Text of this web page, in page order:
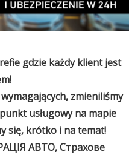
gdzie każdy klient jest
zmieniliśmy
usługowy na mapie
się, krótko i na temat!
АВТО, Страхове